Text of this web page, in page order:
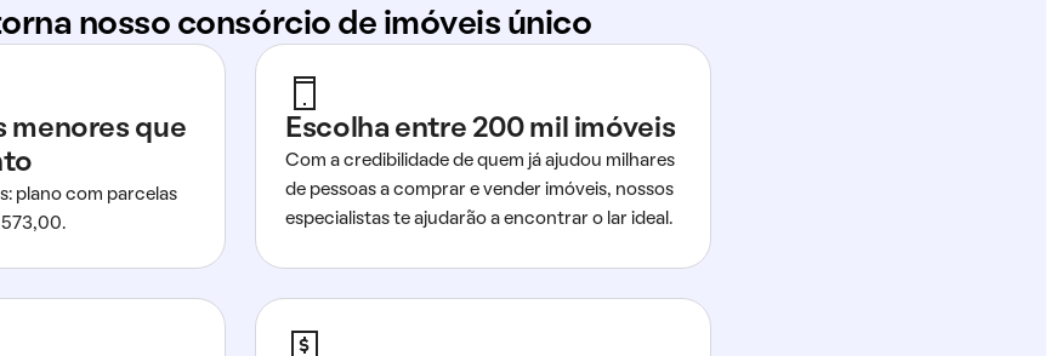
nosso consórcio de imóveis único
menores que
plano com parcelas
573,00.
Escolha entre 200 mil imóveis
Com a credibilidade de quem já ajudou milhares
de pessoas a comprar e vender imóveis, nossos
especialistas te ajudarão a encontrar o lar ideal.